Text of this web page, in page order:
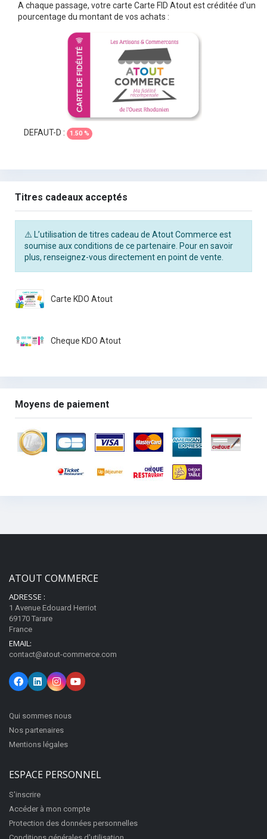
A chaque passage, votre carte Carte FID Atout est créditée d'un
pourcentage du montant de vos achats :
DEFAUT-D : 1.50 %
Titres cadeaux acceptés
⚠️ L’utilisation de titres cadeau de Atout Commerce est
soumise aux conditions de ce partenaire. Pour en savoir
plus, renseignez-vous directement en point de vente.
Carte KDO Atout
Cheque KDO Atout
Moyens de paiement
ATOUT COMMERCE
ADRESSE :
1 Avenue Edouard Herriot
69170 Tarare
France
EMAIL:
contact@atout-commerce.com
Qui sommes nous
Nos partenaires
Mentions légales
ESPACE PERSONNEL
S'inscrire
Accéder à mon compte
Protection des données personnelles